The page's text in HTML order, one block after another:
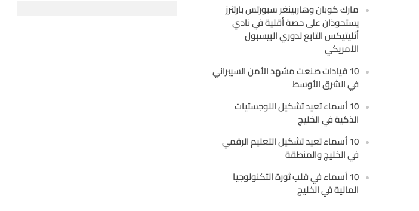
مارك كوبان وهاربينغر سبورتس بارتنرز
يستحوذان على حصة أقلية في نادي
أثليتيكس التابع لدوري البيسبول
الأمريكي
10 قيادات صنعت مشهد الأمن السيبراني
في الشرق الأوسط
10 أسماء تعيد تشكيل اللوجستيات
الذكية في الخليج
10 أسماء تعيد تشكيل التعليم الرقمي
في الخليج والمنطقة
10 أسماء في قلب ثورة التكنولوجيا
المالية في الخليج